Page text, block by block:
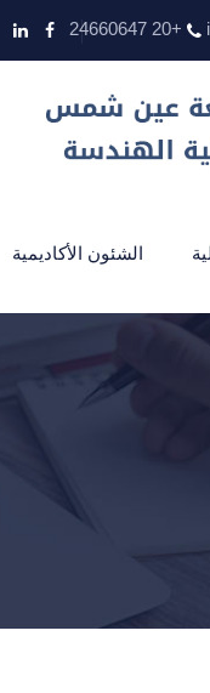
+20 24660647
الشئون الأكاديمية